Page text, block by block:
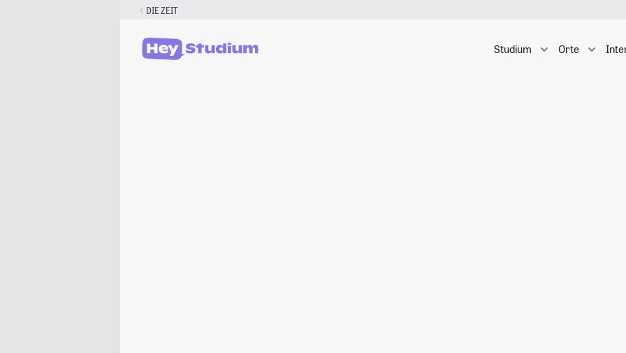
DIE ZEIT
Studium Orte